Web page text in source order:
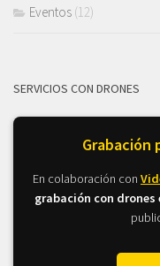
Eventos (12)
SERVICIOS CON DRONES
Grabación
En colaboración con
grabación con drones